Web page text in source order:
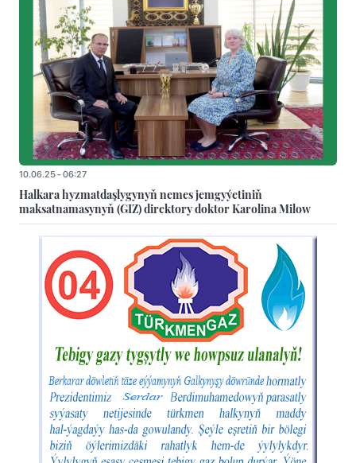
10.06.25 - 06:27
Halkara hyzmatdaşlygynyň nemes jemgyýetiniň
maksatnamasynyň (GIZ) direktory doktor Karolina Milow